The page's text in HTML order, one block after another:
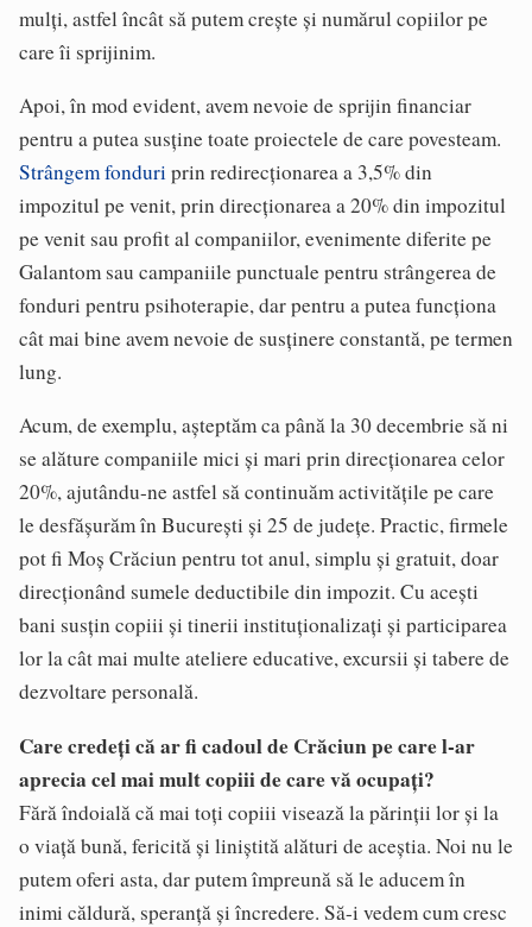
mulţi, astfel încât să putem creşte şi numărul copiilor pe
care îi sprijinim.
Apoi, în mod evident, avem nevoie de sprijin financiar
pentru a putea susţine toate proiectele de care povesteam.
Strângem fonduriprin redirecţionarea a 3,5% din
impozitul pe venit, prin direcţionarea a 20% din impozitul
pe venit sau profit al companiilor, evenimente diferite pe
Galantom sau campaniile punctuale pentru strângerea de
fonduri pentru psihoterapie, dar pentru a putea funcţiona
cât mai bine avem nevoie de susţinere constantă, pe termen
lung.
Acum, de exemplu, aşteptăm ca până la 30 decembrie să ni
se alăture companiile mici şi mari prin direcţionarea celor
20%, ajutându-ne astfel să continuăm activităţile pe care
le desfăşurăm în Bucureşti şi 25 de judeţe. Practic, firmele
pot fi Moş Crăciun pentru tot anul, simplu şi gratuit, doar
direcţionând sumele deductibile din impozit. Cu aceşti
bani susţin copiii şi tinerii instituţionalizaţi şi participarea
lor la cât mai multe ateliere educative, excursii şi tabere de
dezvoltare personală.
Care credeți că ar fi cadoul de Crăciun pe care l-ar
aprecia cel mai mult copiii de care vă ocupați?
Fără îndoială că mai toţi copiii visează la părinţii lor şi la
o viaţă bună, fericită şi liniştită alături de aceştia. Noi nu le
putem oferi asta, dar putem împreună să le aducem în
inimi căldură, speranţă şi încredere. Să-i vedem cum cresc